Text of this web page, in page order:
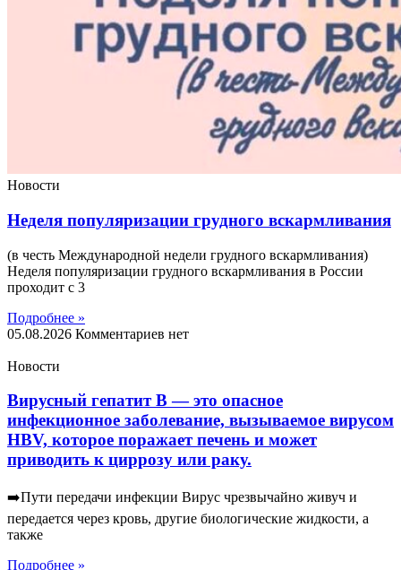
Новости
Неделя популяризации грудного вскармливания
(в честь Международной недели грудного вскармливания)
Неделя популяризации грудного вскармливания в России
проходит с 3
Подробнее »
05.08.2026 Комментариев нет
Новости
Вирусный гепатит B — это опасное
инфекционное заболевание, вызываемое вирусом
HBV, которое поражает печень и может
приводить к циррозу или раку.
➡️Пути передачи инфекции Вирус чрезвычайно живуч и
передается через кровь, другие биологические жидкости, а
также
Подробнее »